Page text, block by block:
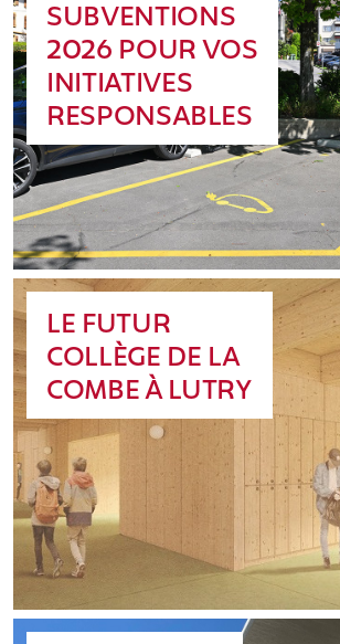
SUBVENTIONS
2026 POUR VOS
INITIATIVES
RESPONSABLES
LE FUTUR
COLLÈGE DE LA
COMBE À LUTRY